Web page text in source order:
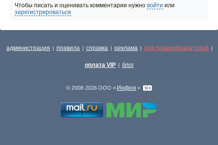
Чтобы писать и оценивать комментарии нужно войти или
зарегистрироваться
администрация | правила | справка | реклама | для правообладателей |
оплата VIP | блог
© 2008-2026 ООО « Инфон »